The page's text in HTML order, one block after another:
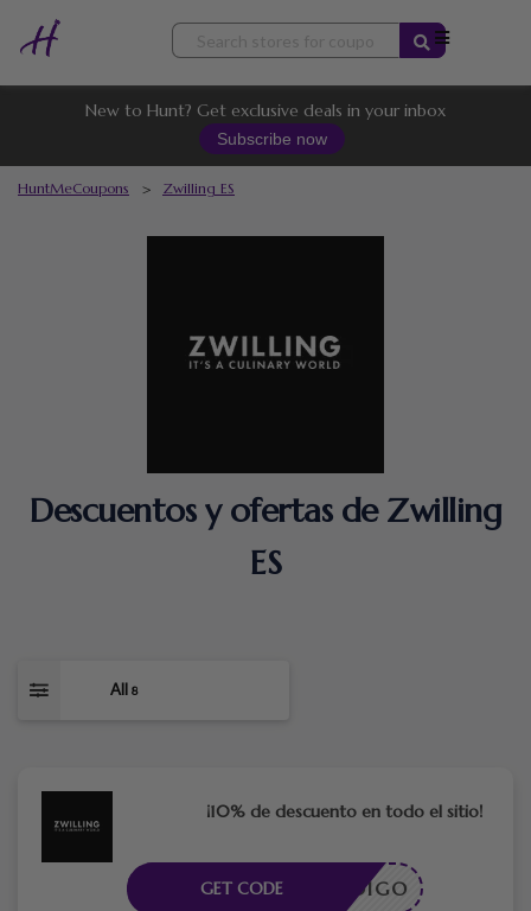
Skip
content
New to Hunt? Get exclusive deals in your inbox
Subscribe now
HuntMeCoupons > Zwilling ES
Descuentos y ofertas de Zwilling
ES
All 8
¡10% de descuento en todo el sitio!
CÓDIGO
GET CODE